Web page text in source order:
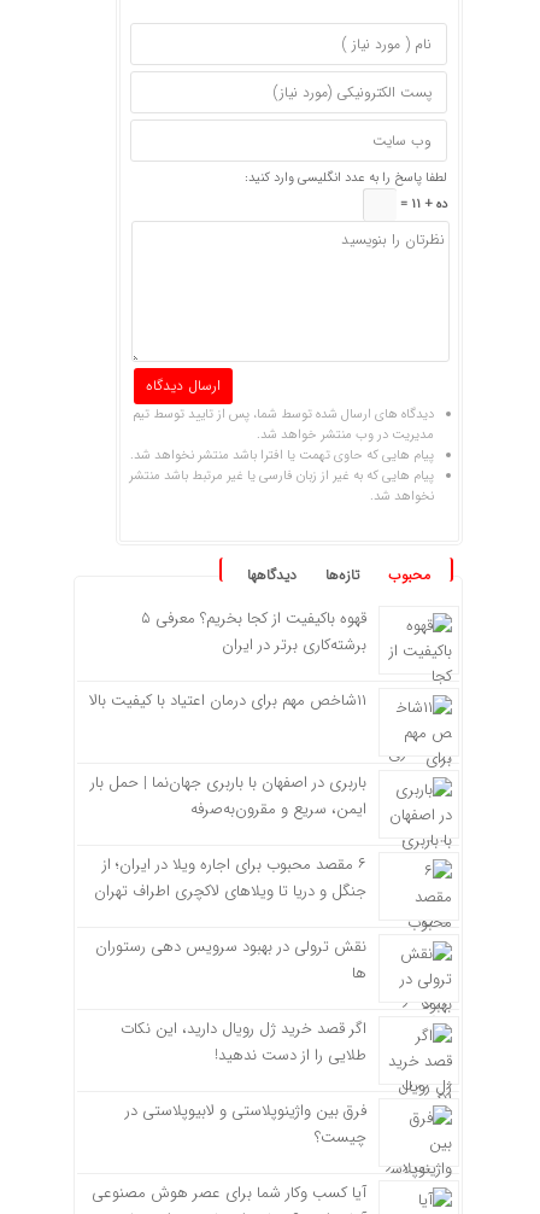
لطفا پاسخ را به عدد انگلیسی وارد کنید:
ده + 11 =
دیدگاه های ارسال شده توسط شما، پس از تایید توسط تیم
مدیریت در وب منتشر خواهد شد.
پیام هایی که حاوی تهمت یا افترا باشد منتشر نخواهد شد.
پیام هایی که به غیر از زبان فارسی یا غیر مرتبط باشد منتشر
نخواهد شد.
محبوب تازه‌ها دیدگاهها
قهوه باکیفیت از کجا بخریم؟ معرفی ۵
برشته‌کاری برتر در ایران
۱۱شاخص مهم برای درمان اعتیاد با کیفیت بالا
باربری در اصفهان با باربری جهان‌نما | حمل بار
ایمن، سریع و مقرون‌به‌صرفه
۶ مقصد محبوب برای اجاره ویلا در ایران؛ از
جنگل و دریا تا ویلاهای لاکچری اطراف تهران
نقش ترولی در بهبود سرویس دهی رستوران
ها
اگر قصد خرید ژل رویال دارید، این نکات
طلایی را از دست ندهید!
فرق بین واژینوپلاستی و لابیوپلاستی در
چیست؟
آیا کسب وکار شما برای عصر هوش مصنوعی